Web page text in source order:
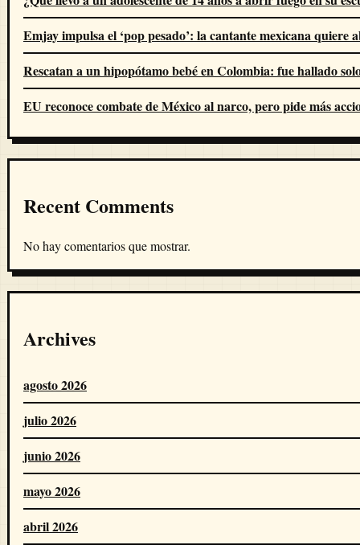
Emjay impulsa el ‘pop pesado’: la cantante mexicana
Rescatan a un hipopótamo bebé en Colombia: fue hallado
EU reconoce combate de México al narco, pero pide más
Recent Comments
No hay comentarios que mostrar.
Archives
agosto 2026
julio 2026
junio 2026
mayo 2026
abril 2026